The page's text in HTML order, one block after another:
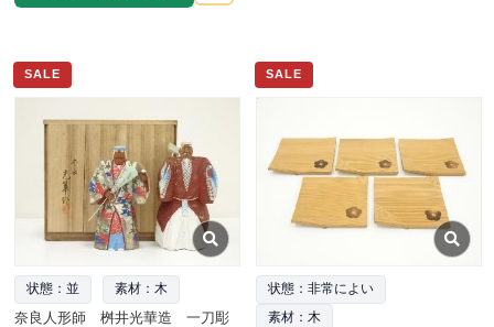
SALE
状態：並 素材：木
奈良人形師 桝井光華造 一刀彫
SALE
状態：非常によい
素材：木